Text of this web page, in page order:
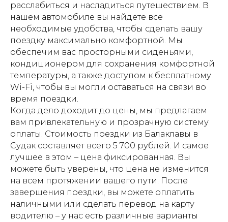
расслабиться и насладиться путешествием. В
нашем автомобиле вы найдете все
необходимые удобства, чтобы сделать вашу
поездку максимально комфортной. Мы
обеспечим вас просторными сиденьями,
кондиционером для сохранения комфортной
температуры, а также доступом к бесплатному
Wi-Fi, чтобы вы могли оставаться на связи во
время поездки.
Когда дело доходит до цены, мы предлагаем
вам привлекательную и прозрачную систему
оплаты. Стоимость поездки из Балаклавы в
Судак составляет всего 5 700 рублей. И самое
лучшее в этом – цена фиксированная. Вы
можете быть уверены, что цена не изменится
на всем протяжении вашего пути. После
завершения поездки, вы можете оплатить
наличными или сделать перевод на карту
водителю – у нас есть различные варианты